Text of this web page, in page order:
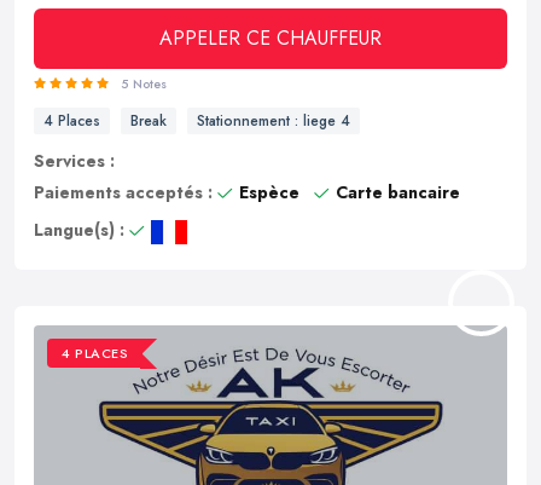
APPELER CE CHAUFFEUR
5 Notes
4 Places Break Stationnement : liege 4
Services :
Paiements acceptés :
Espèce
Carte bancaire
Langue(s) :
4 PLACES